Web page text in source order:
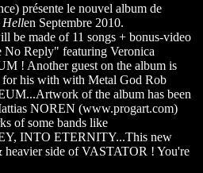
présente le nouvel album de
Hellen Septembre 2010.
be made of 11 songs + bonus-video
Reply" featuring Veronica
! Another guest on the album is
his with with Metal God Rob
of the album has been
NOREN (www.progart.com)
of some bands like
INTO ETERNITY...This new
heavier side of VASTATOR ! You're